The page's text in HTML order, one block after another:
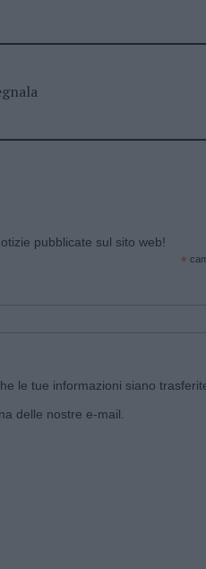
pubblicate sul sito web!
*
le tue informazioni siano
delle nostre e-mail.